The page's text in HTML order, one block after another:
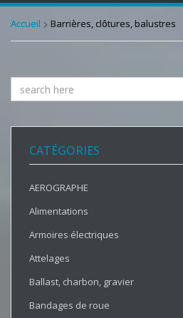
Accueil Barrières, clôtures, balustres
CATÉGORIES
AEROGRAPHE
Alimentations
Armoires électriques
Attelages
Ballast, charbon, gravier
Bandages de roue